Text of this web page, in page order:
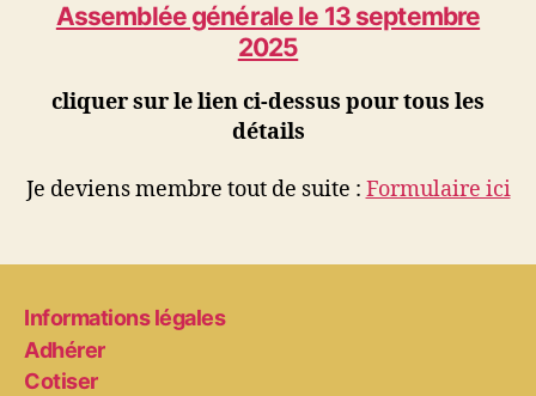
Assemblée générale le 13 septembre
2025
cliquer sur le lien ci-dessus pour tous les
détails
Je deviens membre tout de suite : Formulaire ici
Informations légales
Adhérer
Cotiser